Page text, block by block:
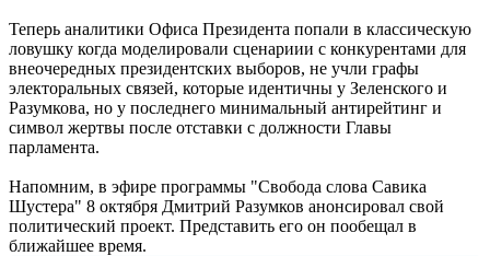
Теперь аналитики Офиса Президента попали в классическую
ловушку когда моделировали сценариии с конкурентами для
внеочередных президентских выборов, не учли графы
электоральных связей, которые идентичны у Зеленского и
Разумкова, но у последнего минимальный антирейтинг и
символ жертвы после отставки с должности Главы
парламента.
Напомним, в эфире программы "Свобода слова Савика
Шустера" 8 октября Дмитрий Разумков анонсировал свой
политический проект. Представить его он пообещал в
ближайшее время.